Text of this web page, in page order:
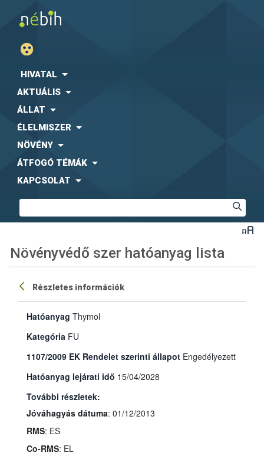
HIVATAL
AKTUÁLIS
ÁLLAT
ÉLELMISZER
NÖVÉNY
ÁTFOGÓ TÉMÁK
KAPCSOLAT
Növényvédő szer hatóanyag lista
Részletes információk
Hatóanyag Thymol
Kategória FU
1107/2009 EK Rendelet szerinti állapot Engedélyezett
Hatóanyag lejárati idő 15/04/2028
További részletek:
Jóváhagyás dátuma: 01/12/2013
RMS: ES
Co-RMS: EL